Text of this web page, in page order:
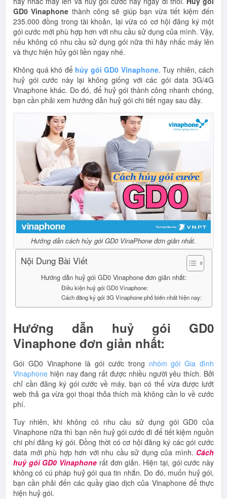
GD0 Vinaphone thành công sẽ giúp bạn vừa tiết kiệm đến
235.000 đồng trong tài khoản, lại vừa có cơ hội đăng ký một
gói cước mới phù hợp hơn với nhu cầu sử dụng của mình. Vậy,
nếu không có nhu cầu sử dụng gói nữa thì hãy nhấc máy lên
và thực hiện hủy gói liền ngay nhé.
Không quá khó để hủy gói GD0 Vinaphone. Tuy nhiên, cách
huỷ gói cước này lại không giống với các gói data 3G/4G
Vinaphone khác. Do đó, để huỷ gói thành công nhanh chóng,
bạn cần phải xem hướng dẫn huỷ gói chi tiết ngay sau đây.
Hướng dẫn cách hủy gói GD0 VinaPhone đơn giản nhất.
Nội Dung Bài Viết
Hướng dẫn huỷ gói GD0 Vinaphone đơn giản nhất:
Điều kiện huỷ gói GD0 Vinaphone:
Cách đăng ký gói 3G Vinaphone phổ biến nhất hiện nay:
Hướng dẫn huỷ gói GD0
Vinaphone đơn giản nhất:
Gói GD0 Vinaphone là gói cước trong nhóm gói Gia đình
Vinaphone hiện nay đang rất được nhiều người yêu thích. Bởi
chỉ cần đăng ký gói cước về máy, bạn có thể vừa được lướt
web thả ga vừa gọi thoại thỏa thích mà không cần lo về cước
phí.
Tuy nhiên, khi không có nhu cầu sử dụng gói GD0 của
Vinaphone nữa thì bạn nên huỷ gói cước đi để tiết kiệm nguồn
chi phí đăng ký gói. Đồng thời có cơ hội đăng ký các gói cước
data mới phù hợp hơn với nhu cầu sử dụng của mình. Cách
huỷ gói GD0 Vinaphone rất đơn giản. Hiện tại, gói cước này
không có cú pháp huỷ gói qua tin nhắn. Do đó, muốn huỷ gói,
bạn cần phải đến các quầy giao dịch của Vinaphone để thực
hiện huỷ gói.